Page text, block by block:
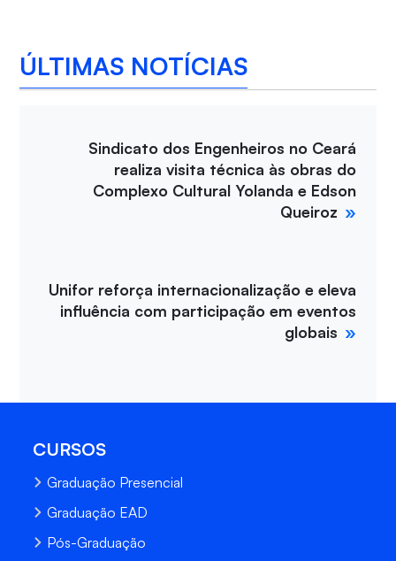
ÚLTIMAS NOTÍCIAS
Sindicato dos Engenheiros no Ceará
realiza visita técnica às obras do
Complexo Cultural Yolanda e Edson
Queiroz
Unifor reforça internacionalização e eleva
influência com participação em eventos
globais
CURSOS
Graduação Presencial
Graduação EAD
Pós-Graduação